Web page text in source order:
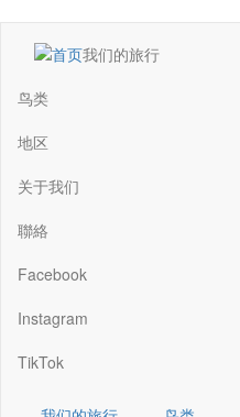
Main
navigation
我们的旅行
鸟类
地区
关于我们
聯絡
Facebook
Instagram
TikTok